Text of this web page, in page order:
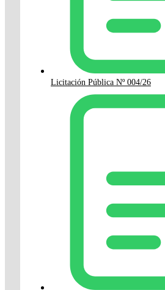
Licitación Pública Nº 004/26